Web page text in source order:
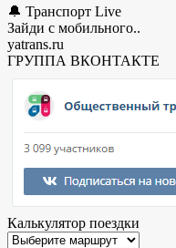
🔔 Транспорт Live
Зайди с мобильного..
yatrans.ru
ГРУППА ВКОНТАКТЕ
Калькулятор поездки